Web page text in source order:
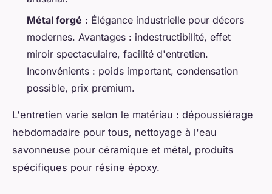
Métal forgé : Élégance industrielle pour décors
modernes. Avantages : indestructibilité, effet
miroir spectaculaire, facilité d'entretien.
Inconvénients : poids important, condensation
possible, prix premium.
L'entretien varie selon le matériau : dépoussiérage
hebdomadaire pour tous, nettoyage à l'eau
savonneuse pour céramique et métal, produits
spécifiques pour résine époxy.